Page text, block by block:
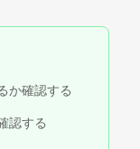
か確認する
認する